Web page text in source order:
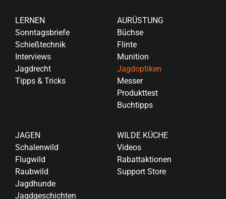
LERNEN
Sonntagsbriefe
Schießtechnik
Interviews
Jagdrecht
Tipps & Tricks
AURÜSTUNG
Büchse
Flinte
Munition
Jagdoptiken
Messer
Produkttest
Buchtipps
JAGEN
Schalenwild
Flugwild
Raubwild
Jagdhunde
Jagdgeschichten
WILDE KÜCHE
Videos
Rabattaktionen
Support Store